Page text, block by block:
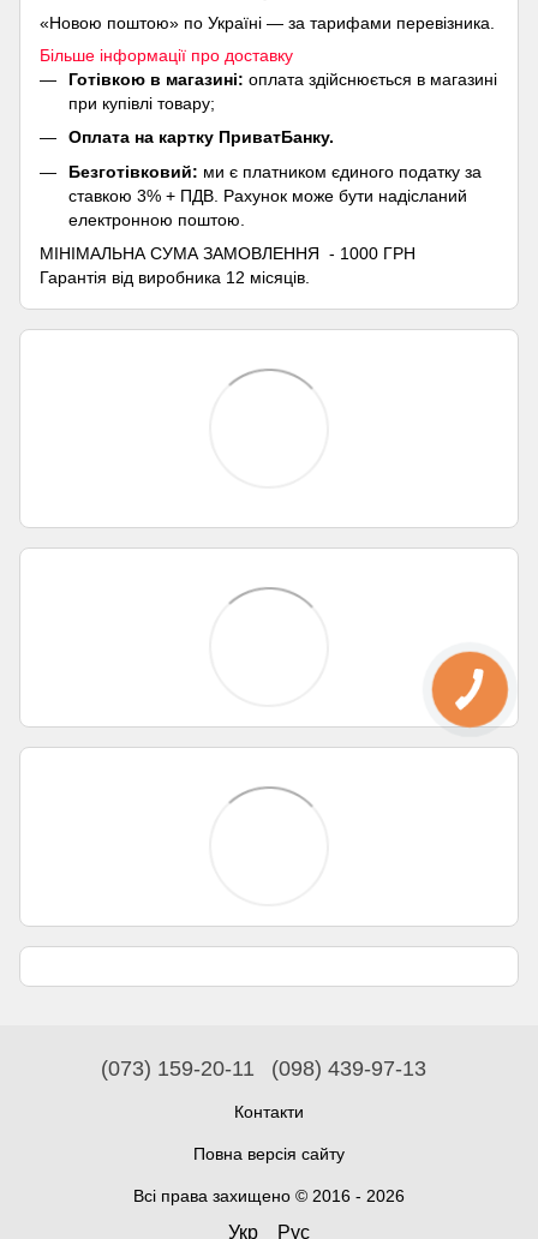
«Новою поштою» по Україні — за тарифами перевізника.
Більше інформації про доставку
Готівкою в магазині: оплата здійснюється в магазині
при купівлі товару;
Оплата на картку ПриватБанку.
Безготівковий: ми є платником єдиного податку за
ставкою 3% + ПДВ. Рахунок може бути надісланий
електронною поштою.
МІНІМАЛЬНА СУМА ЗАМОВЛЕННЯ - 1000 ГРН
Гарантія від виробника 12 місяців.
(073) 159-20-11 (098) 439-97-13
Контакти
Повна версія сайту
Всі права захищено © 2016 - 2026
Укр Рус